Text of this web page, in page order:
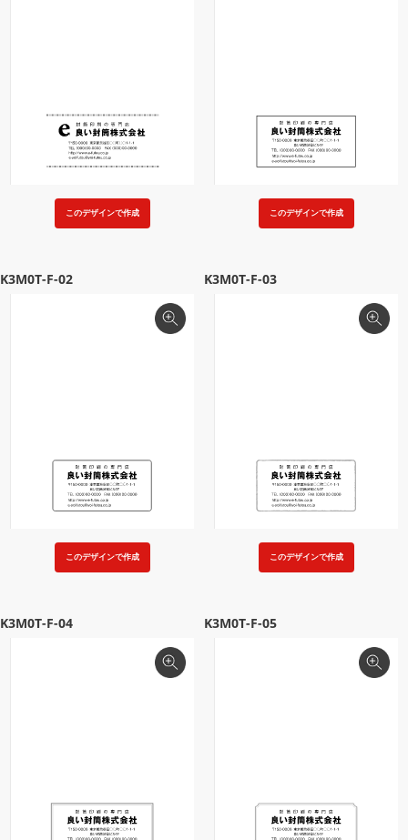
このデザインで作成 このデザインで作成
K3M0T-F-02
このデザインで作成
K3M0T-F-03
このデザインで作成
K3M0T-F-04 K3M0T-F-05